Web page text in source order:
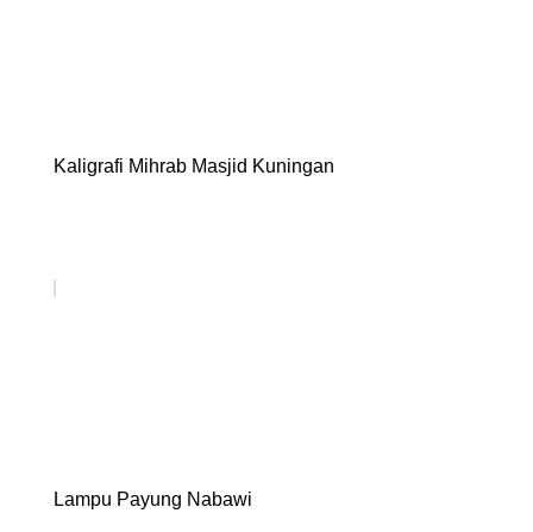
Kaligrafi Mihrab Masjid Kuningan
Lampu Payung Nabawi